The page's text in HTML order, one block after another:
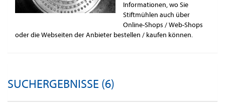
Informationen, wo Sie
Stiftmühlen auch über
Online-Shops / Web-Shops
oder die Webseiten der Anbieter bestellen / kaufen können.
SUCHERGEBNISSE (6)